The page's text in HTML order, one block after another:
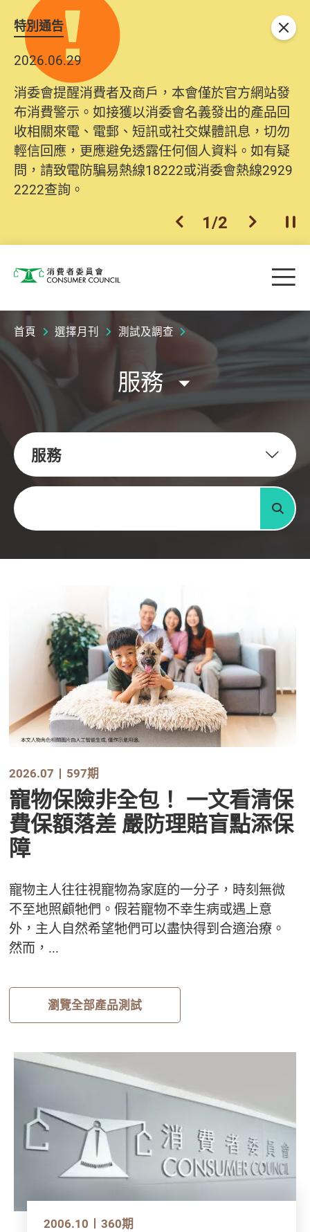
特別通告
2026.06.29
消委會提醒消費者及商戶，本會僅於官方網站發
布消費警示。如接獲以消委會名義發出的產品回
收相關來電、電郵、短訊或社交媒體訊息，切勿
輕信回應，更應避免透露任何個人資料。如有疑
問，請致電防騙易熱線18222或消委會熱線2929
2222查詢。
上一個
1/2 下一個開
關閉
消費者委員會 目
首頁 選擇月刊 測試及調查
服務
服務
關鍵字
搜尋
2026.07 597期
寵物保險非全包！ 一文看清保
費保額落差 嚴防理賠盲點添保
障
寵物主人往往視寵物為家庭的一分子，時刻無微
不至地照顧牠們。假若寵物不幸生病或遇上意
外，主人自然希望牠們可以盡快得到合適治療。
然而，...
瀏覽全部產品測試
2006.10 360期